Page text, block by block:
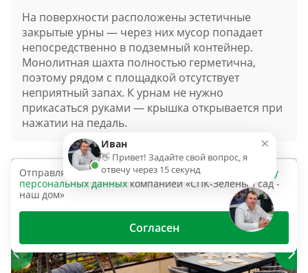
На поверхности расположены эстетичные
закрытые урны — через них мусор попадает
непосредственно в подземный контейнер.
Монолитная шахта полностью герметична,
поэтому рядом с площадкой отсутствует
неприятный запах. К урнам не нужно
прикасаться руками — крышка открывается при
нажатии на педаль.
Отправляя эту форму, вы даёте согласие на
обработку
персональных данныхкомпанией «СПК-Зеленый сад -
наш дом»
Согласен
×
Иван
👋 Привет! Задайте свой вопрос, я
отвечу через 15 секунд